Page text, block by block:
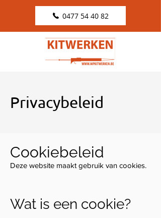
0477 54 40 82
Privacybeleid
Cookiebeleid
Deze website maakt gebruik van cookies.
Wat is een cookie?